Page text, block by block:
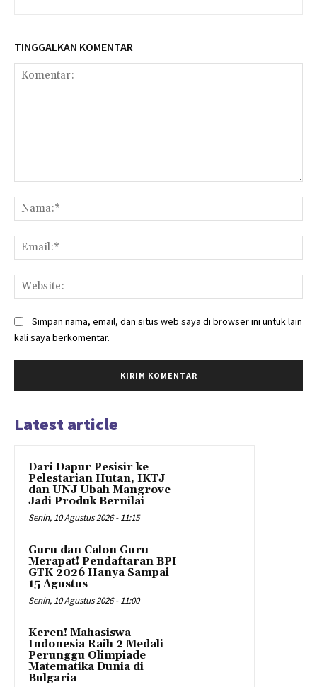
TINGGALKAN KOMENTAR
Simpan nama, email, dan situs web saya di browser ini untuk lain
kali saya berkomentar.
Latest article
Dari Dapur Pesisir ke
Pelestarian Hutan, IKTJ
dan UNJ Ubah Mangrove
Jadi Produk Bernilai
Senin, 10 Agustus 2026 - 11:15
Guru dan Calon Guru
Merapat! Pendaftaran BPI
GTK 2026 Hanya Sampai
15 Agustus
Senin, 10 Agustus 2026 - 11:00
Keren! Mahasiswa
Indonesia Raih 2 Medali
Perunggu Olimpiade
Matematika Dunia di
Bulgaria